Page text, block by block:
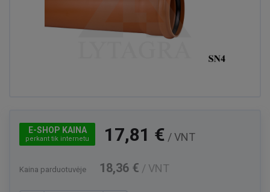
E-SHOP KAINA
perkant tik internetu 17,81 € / VNT
Kaina parduotuvėje 18,36 € / VNT